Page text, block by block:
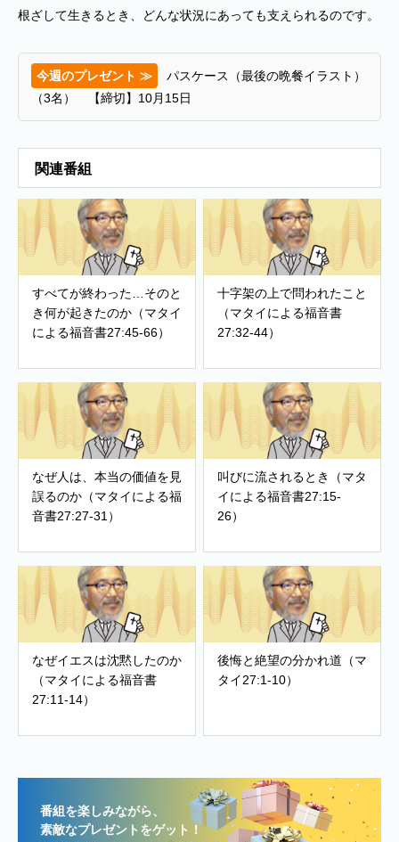
根ざして生きるとき、どんな状況にあっても支えられるのです。
今週のプレゼント ≫
パスケース（最後の晩餐イラスト）
（3名） 【締切】10月15日
関連番組
すべてが終わった…そのと
き何が起きたのか（マタイ
による福音書27:45-66）
十字架の上で問われたこと
（マタイによる福音書
27:32-44）
なぜ人は、本当の価値を見
誤るのか（マタイによる福
音書27:27-31）
叫びに流されるとき（マタ
イによる福音書27:15-
26）
なぜイエスは沈黙したのか
（マタイによる福音書
27:11-14）
後悔と絶望の分かれ道（マ
タイ27:1-10）
番組を楽しみながら、
素敵なプレゼントをゲット！